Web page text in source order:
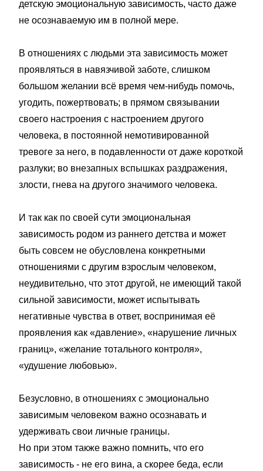
детскую эмоциональную зависимость, часто даже
не осознаваемую им в полной мере.
В отношениях с людьми эта зависимость может
проявляться в навязчивой заботе, слишком
большом желании всё время чем-нибудь помочь,
угодить, пожертвовать; в прямом связывании
своего настроения с настроением другого
человека, в постоянной немотивированной
тревоге за него, в подавленности от даже короткой
разлуки; во внезапных вспышках раздражения,
злости, гнева на другого значимого человека.
И так как по своей сути эмоциональная
зависимость родом из раннего детства и может
быть совсем не обусловлена конкретными
отношениями с другим взрослым человеком,
неудивительно, что этот другой, не имеющий такой
сильной зависимости, может испытывать
негативные чувства в ответ, воспринимая её
проявления как «давление», «нарушение личных
границ», «желание тотального контроля»,
«удушение любовью».
Безусловно, в отношениях с эмоционально
зависимым человеком важно осознавать и
удерживать свои личные границы.
Но при этом также важно помнить, что его
зависимость - не его вина, а скорее беда, если